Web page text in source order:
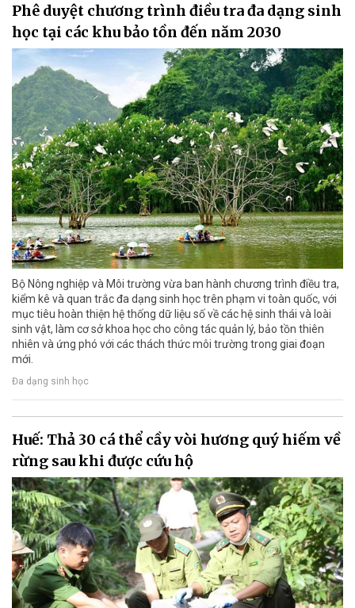
Phê duyệt chương trình điều tra đa dạng sinh
học tại các khu bảo tồn đến năm 2030
Bộ Nông nghiệp và Môi trường vừa ban hành chương trình điều tra,
kiểm kê và quan trắc đa dạng sinh học trên phạm vi toàn quốc, với
mục tiêu hoàn thiện hệ thống dữ liệu số về các hệ sinh thái và loài
sinh vật, làm cơ sở khoa học cho công tác quản lý, bảo tồn thiên
nhiên và ứng phó với các thách thức môi trường trong giai đoạn
mới.
Đa dạng sinh học
Huế: Thả 30 cá thể cầy vòi hương quý hiếm về
rừng sau khi được cứu hộ